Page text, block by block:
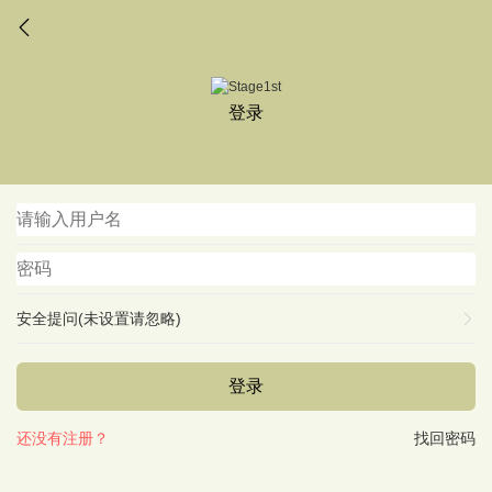
登录
安全提问(未设置请忽略)
登录
找回密码
还没有注册？